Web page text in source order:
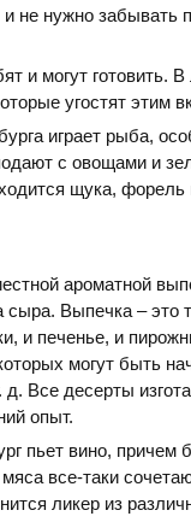
не нужно забывать
и могут готовить.
угостят этим
играет рыба,
с овощами и
щука, форель
ароматной
сыра. Выпечка – это
и печенье, и
могут быть
Все десерты
опыт.
пьет вино, причем
все-таки
ликер из